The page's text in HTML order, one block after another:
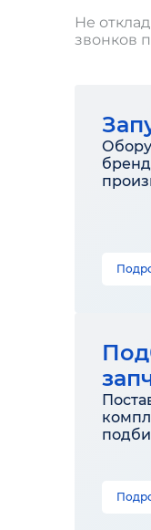
Не
звонков